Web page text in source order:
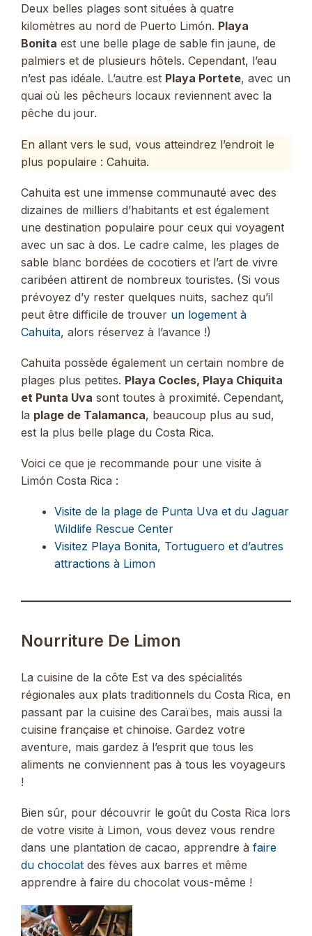
Deux belles plages sont situées à quatre
kilomètres au nord de Puerto Limón. Playa
Bonita est une belle plage de sable fin jaune, de
palmiers et de plusieurs hôtels. Cependant, l’eau
n’est pas idéale. L’autre est Playa Portete, avec un
quai où les pêcheurs locaux reviennent avec la
pêche du jour.
En allant vers le sud, vous atteindrez l’endroit le
plus populaire : Cahuita.
Cahuita est une immense communauté avec des
dizaines de milliers d’habitants et est également
une destination populaire pour ceux qui voyagent
avec un sac à dos. Le cadre calme, les plages de
sable blanc bordées de cocotiers et l’art de vivre
caribéen attirent de nombreux touristes. (Si vous
prévoyez d’y rester quelques nuits, sachez qu’il
peut être difficile de trouver un logement à
Cahuita, alors réservez à l’avance !)
Cahuita possède également un certain nombre de
plages plus petites. Playa Cocles, Playa Chiquita
et Punta Uva sont toutes à proximité. Cependant,
la plage de Talamanca, beaucoup plus au sud,
est la plus belle plage du Costa Rica.
Voici ce que je recommande pour une visite à
Limón Costa Rica :
Visite de la plage de Punta Uva et du Jaguar
Wildlife Rescue Center
Visitez Playa Bonita, Tortuguero et d’autres
attractions à Limon
Nourriture De Limon
La cuisine de la côte Est va des spécialités
régionales aux plats traditionnels du Costa Rica, en
passant par la cuisine des Caraïbes, mais aussi la
cuisine française et chinoise. Gardez votre
aventure, mais gardez à l’esprit que tous les
aliments ne conviennent pas à tous les voyageurs
!
Bien sûr, pour découvrir le goût du Costa Rica lors
de votre visite à Limon, vous devez vous rendre
dans une plantation de cacao, apprendre à faire
du chocolat des fèves aux barres et même
apprendre à faire du chocolat vous-même !